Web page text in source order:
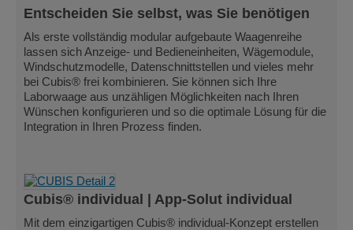
Entscheiden Sie selbst, was Sie benötigen
Als erste vollständig modular aufgebaute Waagenreihe
lassen sich Anzeige- und Bedieneinheiten, Wägemodule,
Windschutzmodelle, Datenschnittstellen und vieles mehr
bei Cubis® frei kombinieren. Sie können sich Ihre
Laborwaage aus unzähligen Möglichkeiten nach Ihren
Wünschen konfigurieren und so die optimale Lösung für die
Integration in Ihren Prozess finden.
Cubis® individual | App-Solut individual
Mit dem einzigartigen Cubis® individual-Konzept erstellen